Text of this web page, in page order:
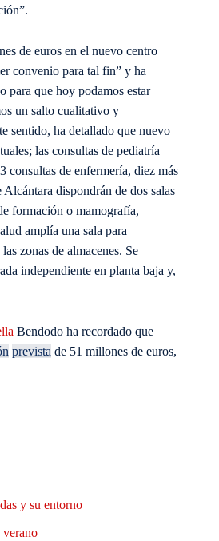
de euros en el nuevo centro
convenio para tal fin” y ha
para que hoy podamos estar
un salto cualitativo y
sentido, ha detallado que nuevo
las consultas de pediatría
consultas de enfermería, diez más
dispondrán de dos salas
formación o mamografía,
amplía una sala para
zonas de almacenes. Se
independiente en planta baja y,
Bendodo ha recordado que
prevista de 51 millones de euros,
y su entorno
verano